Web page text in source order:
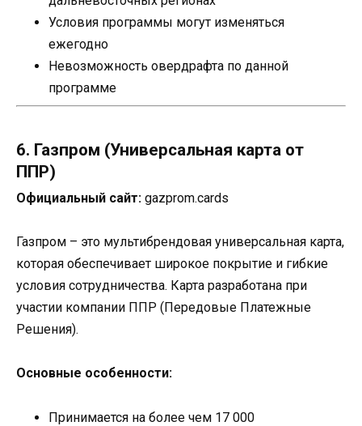
Условия программы могут изменяться
ежегодно
Невозможность овердрафта по данной
программе
6. Газпром (Универсальная карта от
ППР)
Официальный сайт: gazprom.cards
Газпром – это мультибрендовая универсальная карта,
которая обеспечивает широкое покрытие и гибкие
условия сотрудничества. Карта разработана при
участии компании ППР (Передовые Платежные
Решения).
Основные особенности:
Принимается на более чем 17 000